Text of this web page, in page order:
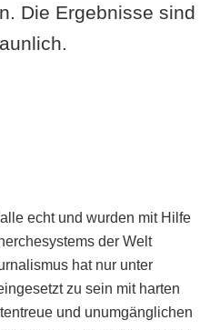
Die Ergebnisse sind
echt und wurden mit Hilfe
der Welt
hat nur unter
zu sein mit harten
und unumgänglichen